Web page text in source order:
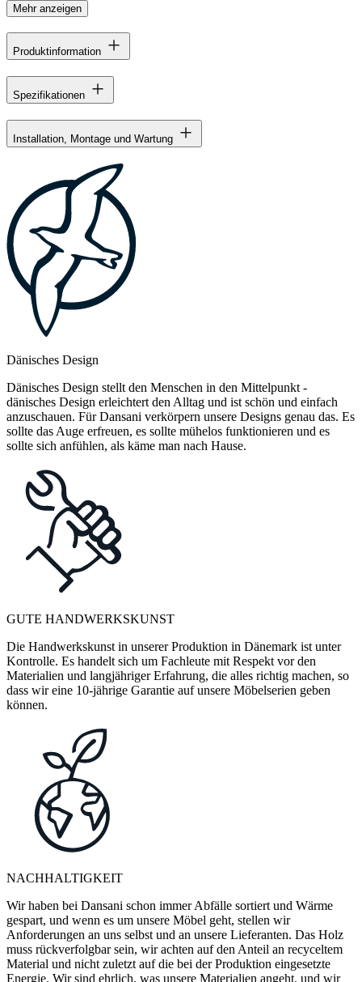
Mehr anzeigen
Produktinformation
Spezifikationen
Installation, Montage und Wartung
Dänisches Design
Dänisches Design stellt den Menschen in den Mittelpunkt -
dänisches Design erleichtert den Alltag und ist schön und einfach
anzuschauen. Für Dansani verkörpern unsere Designs genau das. Es
sollte das Auge erfreuen, es sollte mühelos funktionieren und es
sollte sich anfühlen, als käme man nach Hause.
GUTE HANDWERKSKUNST
Die Handwerkskunst in unserer Produktion in Dänemark ist unter
Kontrolle. Es handelt sich um Fachleute mit Respekt vor den
Materialien und langjähriger Erfahrung, die alles richtig machen, so
dass wir eine 10-jährige Garantie auf unsere Möbelserien geben
können.
NACHHALTIGKEIT
Wir haben bei Dansani schon immer Abfälle sortiert und Wärme
gespart, und wenn es um unsere Möbel geht, stellen wir
Anforderungen an uns selbst und an unsere Lieferanten. Das Holz
muss rückverfolgbar sein, wir achten auf den Anteil an recyceltem
Material und nicht zuletzt auf die bei der Produktion eingesetzte
Energie. Wir sind ehrlich, was unsere Materialien angeht, und wir